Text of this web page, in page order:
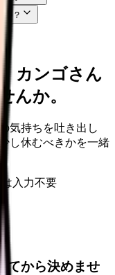
？
カンゴさん
んか。
気持ちを吐き出し
し休むべきかを一緒
は入力不要
てから決めませ